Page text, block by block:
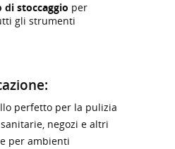
di stoccaggio per
gli strumenti
perfetto per la pulizia
negozi e altri
per ambienti